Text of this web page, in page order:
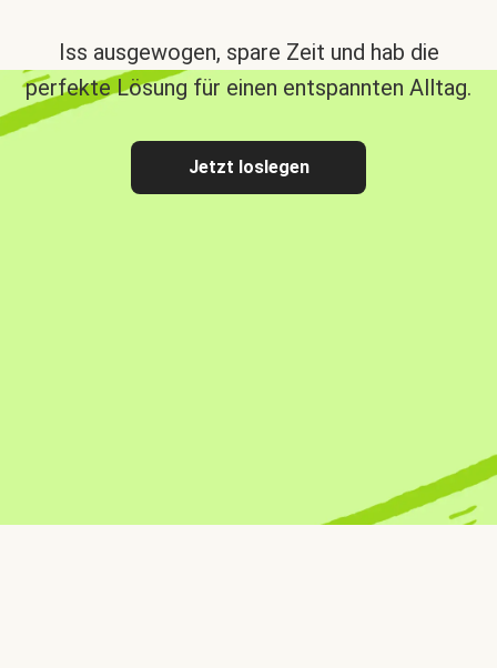
Iss ausgewogen, spare Zeit und hab die
perfekte Lösung für einen entspannten Alltag.
Jetzt loslegen